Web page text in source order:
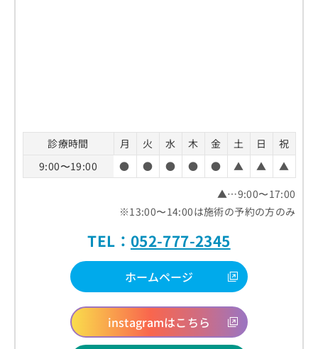
診療時間 月 火 水 木 金 土 日
祝
9:00〜19:00
● ● ● ● ● ▲ ▲
▲
▲…9:00〜17:00
※13:00〜14:00は施術の予約の方のみ
TEL： 052-777-2345
ホームページ
instagramはこちら